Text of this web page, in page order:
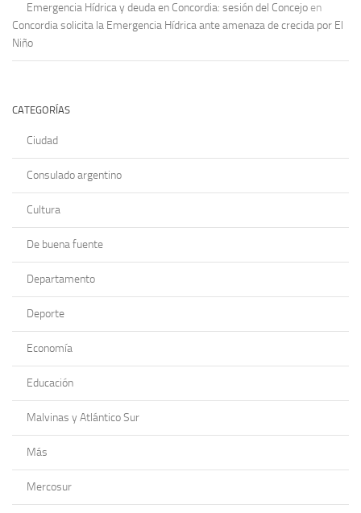
Emergencia Hídrica y deuda en Concordia: sesión del Concejo en
Concordia solicita la Emergencia Hídrica ante amenaza de crecida por El
Niño
CATEGORÍAS
Ciudad
Consulado argentino
Cultura
De buena fuente
Departamento
Deporte
Economía
Educación
Malvinas y Atlántico Sur
Más
Mercosur